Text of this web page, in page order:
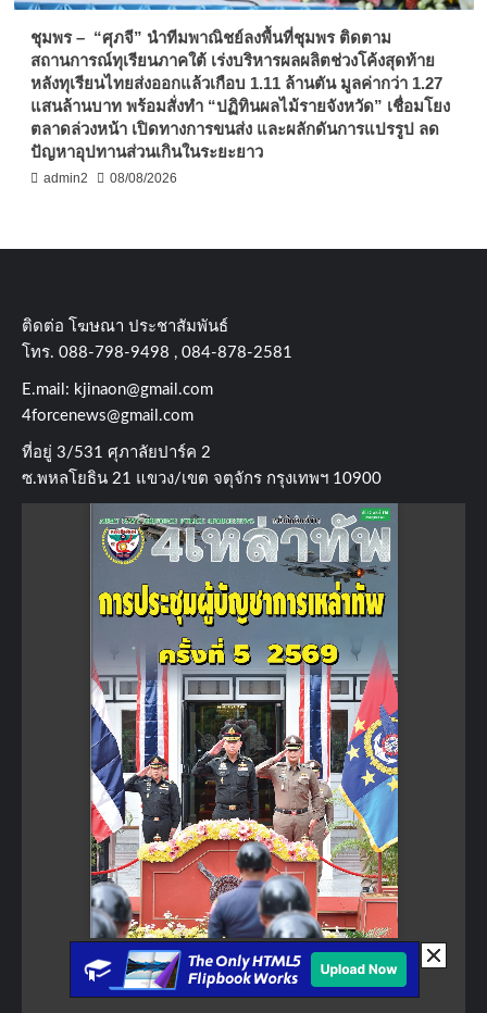
ชุมพร – “ศุภจี” นำทีมพาณิชย์ลงพื้นที่ชุมพร ติดตาม
สถานการณ์ทุเรียนภาคใต้ เร่งบริหารผลผลิตช่วงโค้งสุดท้าย
หลังทุเรียนไทยส่งออกแล้วเกือบ 1.11 ล้านตัน มูลค่ากว่า 1.27
แสนล้านบาท พร้อมสั่งทำ “ปฏิทินผลไม้รายจังหวัด” เชื่อมโยง
ตลาดล่วงหน้า เปิดทางการขนส่ง และผลักดันการแปรรูป ลด
ปัญหาอุปทานส่วนเกินในระยะยาว
admin2 08/08/2026
ติดต่อ​ โฆษณา​ ประชาสัมพันธ์
โทร​. 088-798-9498 , 084-878-2581
E.mail: kjinaon@gmail.com
4forcenews@gmail.com
ที่อยู่​ 3/531​ ศุภาลัยปาร์ค​ 2
ซ.พหลโยธิน​ 21​ แขวง/เขต​ จตุจักร​ กรุงเทพฯ 10900